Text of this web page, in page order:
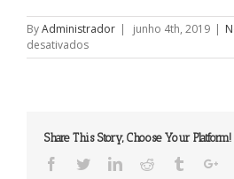
Twitter(abre
em
nova
janela)
Facebook(abre
em
nova
WhatsApp(abre
em
nova
em
nova
ByAdministrador | junho 4th, 2019 |
desativadosem
Maçonaria
Share This Story, Choose Your Platform!
Facebook
TwitterLinkedinReddit Tumblr